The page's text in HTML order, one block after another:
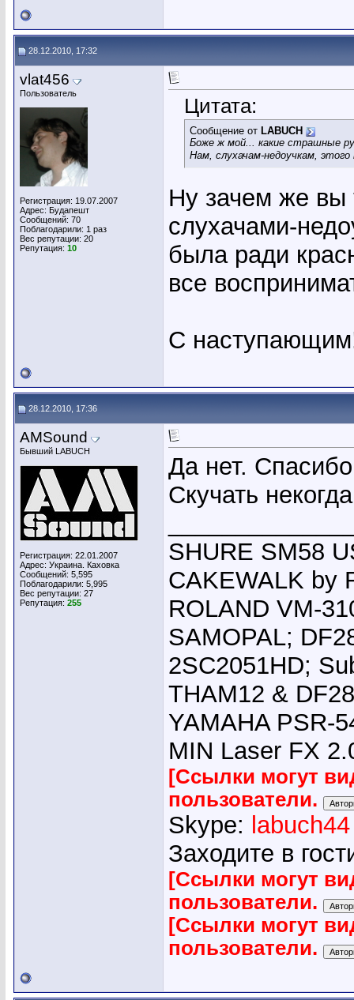
28.12.2010, 17:32
vlat456
Пользователь
Регистрация: 19.07.2007
Адрес: Будапешт
Сообщений: 70
Поблагодарили: 1 раз
Вес репутации: 20
Репутация: 10
Цитата:
Сообщение от LABUCH
Боже ж мой... какие страшные
Нам, слухачам-недоучкам,
Ну зачем же вы
слухачами-
была ради
все
С
28.12.2010, 17:36
AMSound
Бывший LABUCH
Регистрация: 22.01.2007
Адрес: Украина. Каховка
Сообщений: 5,595
Поблагодарили: 5,995
Вес репутации: 27
Репутация: 255
Да нет.
Скучать
SHURE SM58
CAKEWALK by
ROLAND VM-
SAMOPAL;
2SC2051HD;
THAM12 &
YAMAHA PSR-
MIN Laser FX
[Ссылки могут
пользователи.
Skype: labuch44
Заходите в
[Ссылки могут
пользователи.
[Ссылки могут
пользователи.